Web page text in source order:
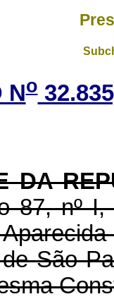
No
DA
87, nº
São